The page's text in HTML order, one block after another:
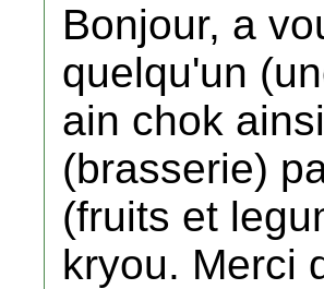
Bonjour, a
quelqu'un
ain chok
(brasserie)
(fruits et
kryou. Merci